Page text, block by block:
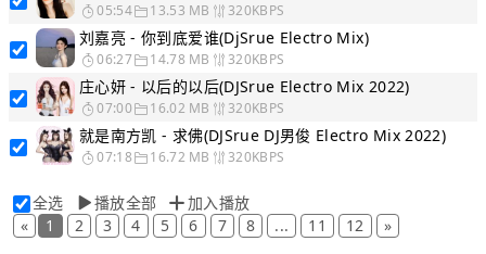
05:54 13.53 MB 320KBPS
刘嘉亮 - 你到底爱谁(DjSrue Electro Mix)
06:27 14.78 MB 320KBPS
庄心妍 - 以后的以后(DJSrue Electro Mix 2022)
07:00 16.02 MB 320KBPS
就是南方凯 - 求佛(DJSrue DJ男俊 Electro Mix 2022)
07:18 16.72 MB 320KBPS
全选 播放全部
加入播放
«
1 2 3 4 5 6 7 8 ... 11 12 »